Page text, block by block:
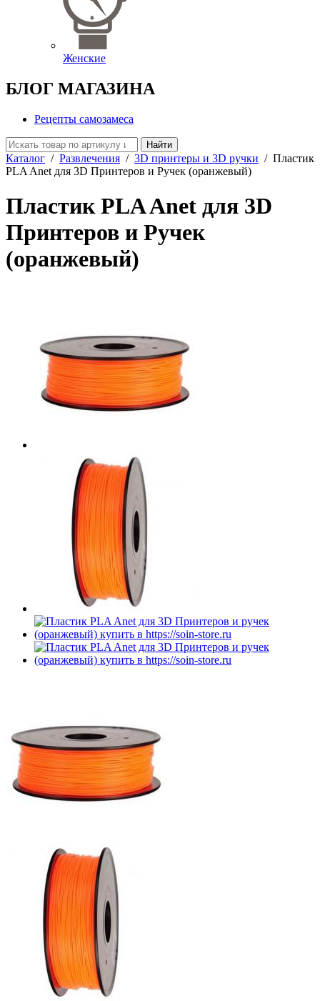
Женские
БЛОГ МАГАЗИНА
Рецепты самозамеса
Найти
Каталог / Развлечения / 3D принтеры и 3D ручки / Пластик
PLA Anet для 3D Принтеров и Ручек (оранжевый)
Пластик PLA Anet для 3D
Принтеров и Ручек
(оранжевый)